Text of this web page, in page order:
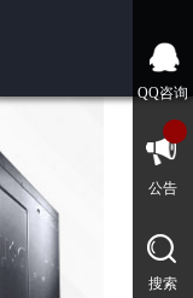
QQ咨询
公告
搜索